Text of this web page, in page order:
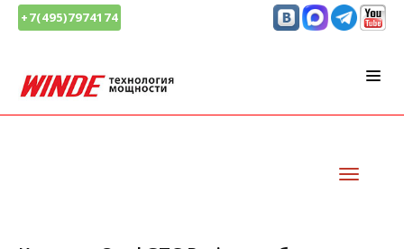
+7(495)7974174